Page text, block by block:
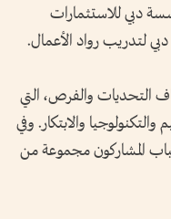
دبي للاستثمارات
دبي لتدريب رواد الأعمال.
التحديات والفرص، التي
والتكنولوجيا والابتكار. وفي
المشاركون مجموعة من